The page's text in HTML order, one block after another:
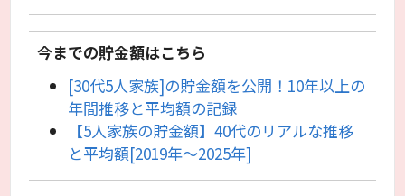
今までの貯金額はこちら
[30代5人家族]の貯金額を公開！10年以上の
年間推移と平均額の記録
【5人家族の貯金額】40代のリアルな推移
と平均額[2019年〜2025年]